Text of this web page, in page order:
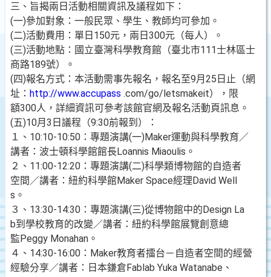
三、旨揭兩日活動相關資訊及議程如下：
(一)參加對象：一般民眾、學生、教師均可參加。
(二)活動費用：單日150元，兩日300元（每人）。
(三)活動地點：國立臺灣科學教育館（臺北市111士林區士
商路189號）。
(四)報名方式：本活動需事先報名，報名至9月25日止（網
址： http://www.accupass .com/go/letsmakeit），限
額300人，詳細資訊可參考該館官網及報名活動頁訊息。
(五)10月3日議程（9:30前報到）：
１、10:10-10:50：專題演講(一)Maker運動與科學教育／
講者：波士頓科學館館長Loannis Miaoulis。
２、11:00-12:20：專題演講(二)科學類博物館的自造者
空間／講者：紐約科學館Maker Space經理David Well
s。
３、13:30-14:30：專題演講(三)從博物館中的Design La
b到學校教育的改變／講者：紐約科學館展覽創意總
監Peggy Monahan。
４、14:30-16:00：Maker教育者擂台－自造者空間的經營
經驗分享／講者：日本鎌倉Fablab Yuka Watanabe、